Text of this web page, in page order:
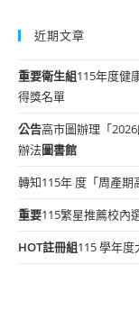
近期文章
重要衛生組115年度健
得獎名單
公告高市圖辦理「
辦法圖書館
轉知115年 度「周產期
重要115繁星推薦校內
HOT註冊組115 學年